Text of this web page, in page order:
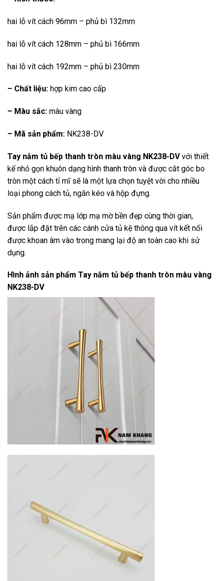
hai lỗ vít cách 96mm – phủ bì 132mm
hai lỗ vít cách 128mm – phủ bì 166mm
hai lỗ vít cách 192mm – phủ bì 230mm
– Chất liệu: hợp kim cao cấp
– Màu sắc: màu vàng
– Mã sản phẩm: NK238-DV
Tay nắm tủ bếp thanh tròn màu vàng NK238-DVvới thiết
kế nhỏ gọn khuôn dạng hình thanh tròn và được cắt góc bo
tròn một cách tỉ mĩ sẽ là một lựa chọn tuyệt vời cho nhiều
loại phong cách tủ, ngăn kéo và hộp đựng.
Sản phẩm được mạ lớp mạ mờ bền đẹp cùng thời gian,
được lắp đặt trên các cánh cửa tủ kệ thông qua vít kết nối
được khoan âm vào trong mang lại độ an toàn cao khi sử
dụng.
Hình ảnh sản phẩm Tay nắm tủ bếp thanh tròn màu vàng
NK238-DV